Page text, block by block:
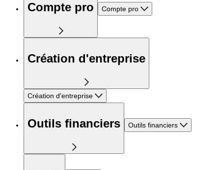
Compte pro Compte pro
Création d'entreprise
Création d'entreprise
Outils financiers Outils financiers